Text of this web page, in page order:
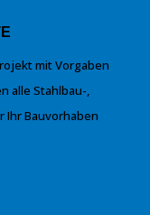
mit Vorgaben
alle Stahlbau-,
Ihr Bauvorhaben